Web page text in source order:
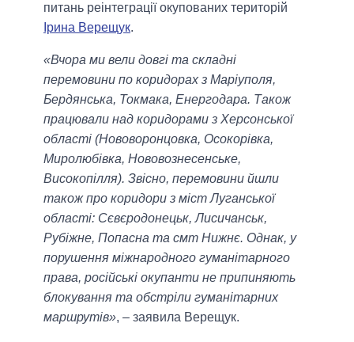
питань реінтеграції окупованих територій
Ірина Верещук.
«Вчора ми вели довгі та складні
перемовини по коридорах з Маріуполя,
Бердянська, Токмака, Енергодара. Також
працювали над коридорами з Херсонської
області (Нововоронцовка, Осокорівка,
Миролюбівка, Нововознесенське,
Високопілля). Звісно, перемовини йшли
також про коридори з міст Луганської
області: Сєвєродонецьк, Лисичанськ,
Рубіжне, Попасна та смт Нижнє. Однак, у
порушення міжнародного гуманітарного
права, російські окупанти не припиняють
блокування та обстріли гуманітарних
маршрутів», – заявила Верещук.